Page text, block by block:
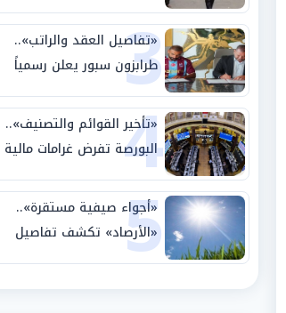
أغسطس 2026
3
«تفاصيل العقد والراتب»..
طرابزون سبور يعلن رسمياً
ضم محمد صلاح لمدة عامين
4
«تأخير القوائم والتصنيف»..
البورصة تفرض غرامات مالية
على 14 شركة وصكين
5
«أجواء صيفية مستقرة»..
«الأرصاد» تكشف تفاصيل
درجات الحرارة الأيام المقبلة